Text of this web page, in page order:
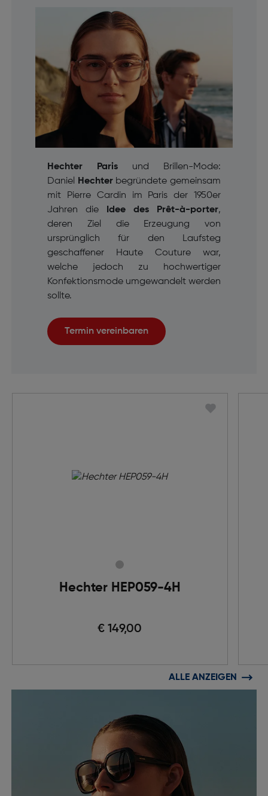
Hechter Parisund Brillen-Mode:
Daniel
Hechterbegründete gemeinsam
mit Pierre Cardin im Paris der 1950er
Jahren die
Idee des Prêt-à-porter,
deren Ziel die Erzeugung von
ursprünglich für den Laufsteg
geschaffener Haute Couture war,
welche jedoch zu hochwertiger
Konfektionsmode umgewandelt werden
sollte.
Termin vereinbaren
Hechter HEP059-4H
€ 149,00
ALLE ANZEIGEN